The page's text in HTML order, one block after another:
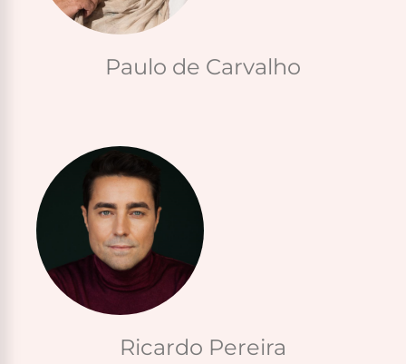
Paulo de Carvalho
Ricardo Pereira